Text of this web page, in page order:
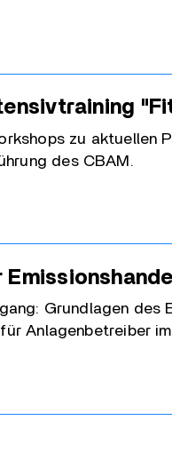
zu aktuellen
des CBAM.
Grundlagen des
Anlagenbetreiber im